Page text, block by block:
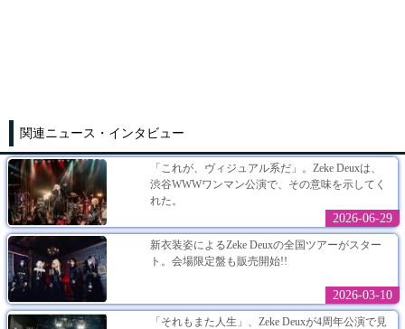
関連ニュース・インタビュー
「これが、ヴィジュアル系だ」。Zeke Deuxは、
渋谷WWWワンマン公演で、その意味を示してく
れた。
2026-06-29
新衣装姿によるZeke Deuxの全国ツアーがスター
ト。会場限定盤も販売開始!!
2026-03-10
「それもまた人生」、Zeke Deuxが4周年公演で見